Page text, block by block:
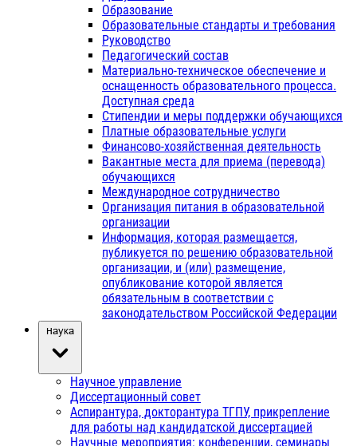
Образование
Образовательные стандарты и требования
Руководство
Педагогический состав
Материально-техническое обеспечение и
оснащенность образовательного процесса.
Доступная среда
Стипендии и меры поддержки обучающихся
Платные образовательные услуги
Финансово-хозяйственная деятельность
Вакантные места для приема (перевода)
обучающихся
Международное сотрудничество
Организация питания в образовательной
организации
Информация, которая размещается,
публикуется по решению образовательной
организации, и (или) размещение,
опубликование которой является
обязательным в соответствии с
законодательством Российской Федерации
Наука
Научное управление
Диссертационный совет
Аспирантура, докторантура ТГПУ, прикрепление
для работы над кандидатской диссертацией
Научные мероприятия: конференции, семинары